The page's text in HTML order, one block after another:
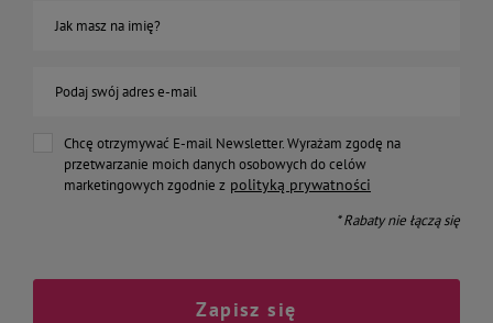
Jak masz na imię?
Podaj swój adres e-mail
Chcę otrzymywać E-mail Newsletter. Wyrażam zgodę na
przetwarzanie moich danych osobowych do celów
marketingowych zgodnie z polityką prywatności
* Rabaty nie łączą się
Zapisz się